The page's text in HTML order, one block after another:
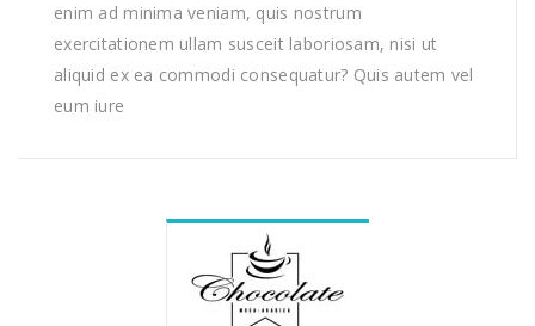
enim ad minima veniam, quis nostrum
exercitationem ullam susceit laboriosam, nisi ut
aliquid ex ea commodi consequatur? Quis autem vel
eum iure